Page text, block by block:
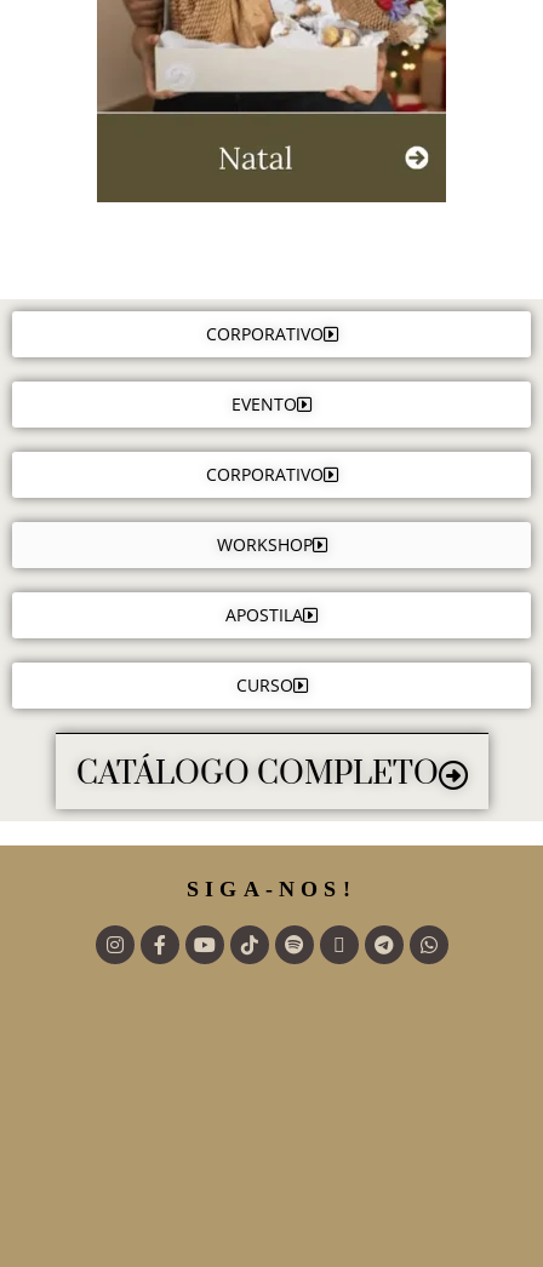
CORPORATIVO
EVENTO
CORPORATIVO
WORKSHOP
APOSTILA
CURSO
CATÁLOGO COMPLETO
SIGA-NOS!